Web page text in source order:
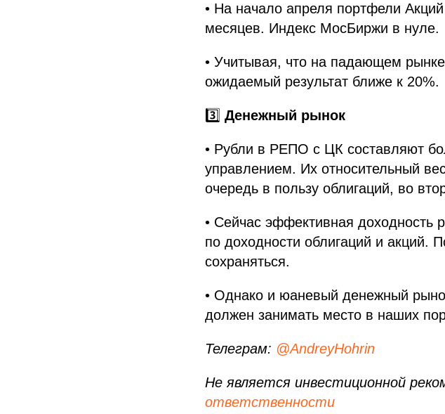
• На начало апреля портфели
месяцев. Индекс МосБиржи в нуле.
• Учитывая, что на падающем
ожидаемый результат ближе к 20%.
3️⃣ Денежный рынок
• Рубли в РЕПО с ЦК составляют
управлением. Их относительный
очередь в пользу облигаций, во
• Сейчас эффективная доходность
по доходности облигаций и акций.
сохраняться.
• Однако и юаневый денежный
должен занимать место в наших
Телеграм: @AndreyHohrin
Не является инвестиционной
ответственности